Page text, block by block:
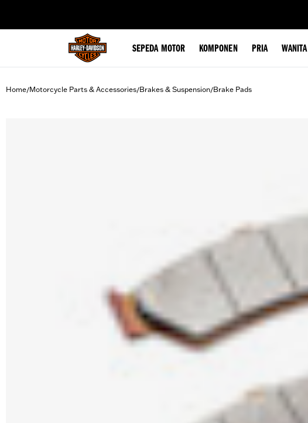
SEPEDA MOTOR KOMPONEN PRIA WANITA
Home/Motorcycle Parts & Accessories/Brakes & Suspension/Brake Pads